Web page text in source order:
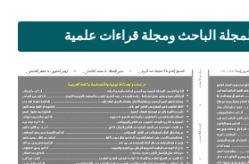
الباحث ومجلة قراءات علمية